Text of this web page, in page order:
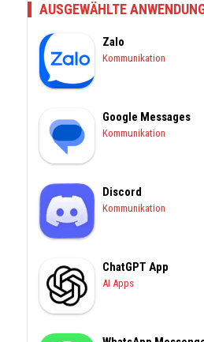
AUSGEWÄHLTE
Zalo
Kommunikation
Google Messages
Kommunikation
Discord
Kommunikation
ChatGPT App
AI Apps